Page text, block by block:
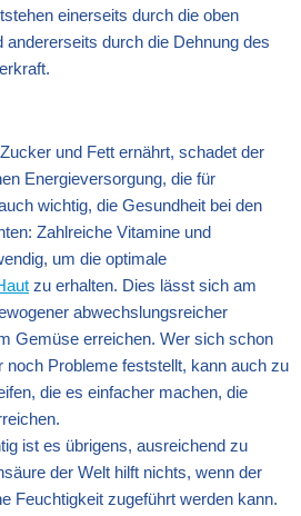
einerseits durch die oben
durch die Dehnung des
und Fett ernährt, schadet der
Energieversorgung, die für
wichtig, die Gesundheit bei den
Zahlreiche Vitamine und
um die optimale
zu erhalten. Dies lässt sich am
abwechslungsreicher
Gemüse erreichen. Wer sich schon
noch Probleme feststellt, kann auch zu
die es einfacher machen, die
ist es übrigens, ausreichend zu
der Welt hilft nichts, wenn der
Feuchtigkeit zugeführt werden kann.